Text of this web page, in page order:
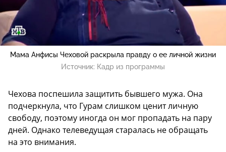
Мама Анфисы Чеховой раскрыла правду о ее личной жизни
Источник: Кадр из программы
Чехова поспешила защитить бывшего мужа. Она
подчеркнула, что Гурам слишком ценит личную
свободу, поэтому иногда он мог пропадать на пару
дней. Однако телеведущая старалась не обращать
на это внимания.